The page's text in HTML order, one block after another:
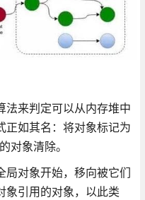
法来判定可以从内存堆中
正如其名：将对象标记为
对象清除。
局对象开始，移向被它们
象引用的对象，以此类